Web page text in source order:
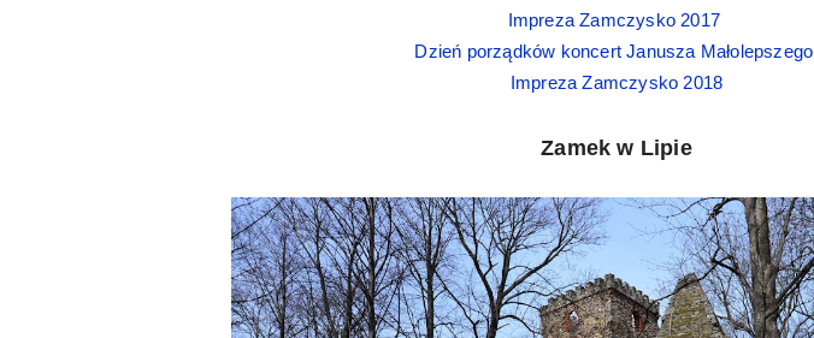
Impreza Zamczysko 2017
Dzień porządków koncert Janusza Małolepszego
Impreza Zamczysko 2018
Zamek w Lipie